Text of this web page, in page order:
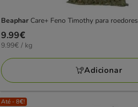
Beaphar Care+ Feno Timothy para roedores
Preço
9.99€
9.99€
9.99€
KG
9.99€ / kg
Adicionar
Até - 8€!